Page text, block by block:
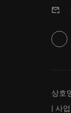
상호
| 사